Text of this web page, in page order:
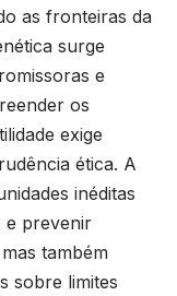
as fronteiras da
surge
e
os
exige
ética. A
inéditas
e prevenir
também
sobre limites